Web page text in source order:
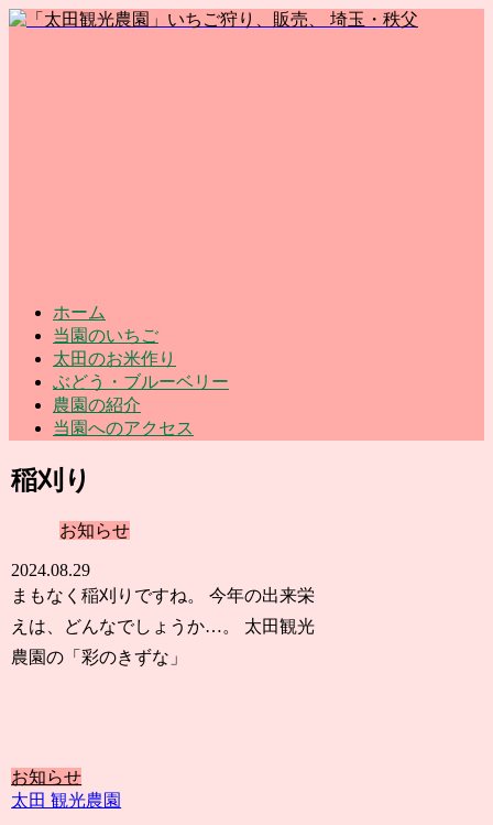
ホーム
当園のいちご
太田のお米作り
ぶどう・ブルーベリー
農園の紹介
当園へのアクセス
稲刈り
お知らせ
2024.08.29
まもなく稲刈りですね。 今年の出来栄
えは、どんなでしょうか…。 太田観光
農園の「彩のきずな」
お知らせ
太田 観光農園